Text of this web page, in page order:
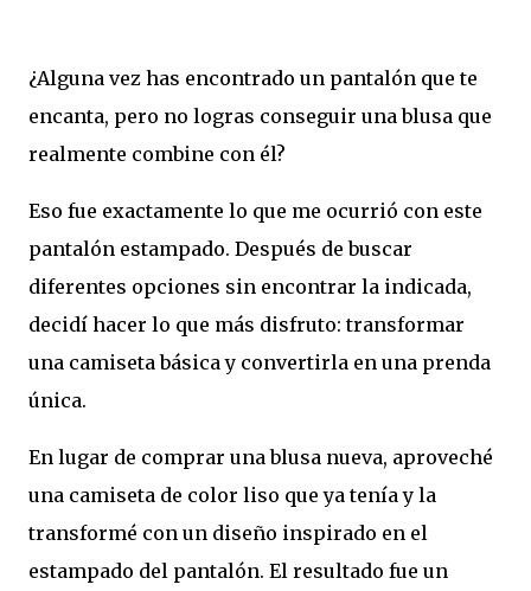
¿Alguna vez has encontrado un pantalón que te
encanta, pero no logras conseguir una blusa que
realmente combine con él?
Eso fue exactamente lo que me ocurrió con este
pantalón estampado. Después de buscar
diferentes opciones sin encontrar la indicada,
decidí hacer lo que más disfruto: transformar
una camiseta básica y convertirla en una prenda
única.
En lugar de comprar una blusa nueva, aproveché
una camiseta de color liso que ya tenía y la
transformé con un diseño inspirado en el
estampado del pantalón. El resultado fue un